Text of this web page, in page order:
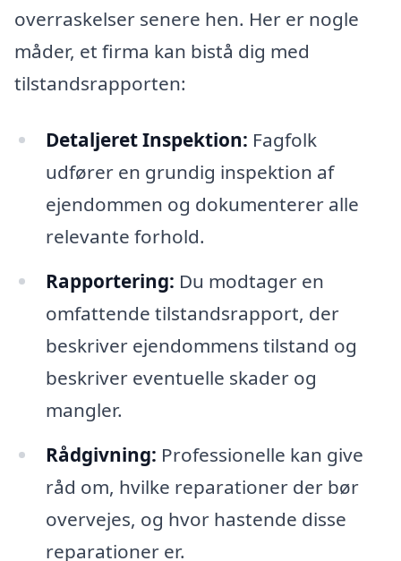
overraskelser senere hen. Her er nogle
måder, et firma kan bistå dig med
tilstandsrapporten:
Detaljeret Inspektion: Fagfolk
udfører en grundig inspektion af
ejendommen og dokumenterer alle
relevante forhold.
Rapportering: Du modtager en
omfattende tilstandsrapport, der
beskriver ejendommens tilstand og
beskriver eventuelle skader og
mangler.
Rådgivning: Professionelle kan give
råd om, hvilke reparationer der bør
overvejes, og hvor hastende disse
reparationer er.